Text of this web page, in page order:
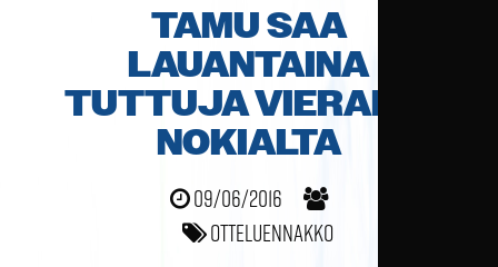
TAMU SAA
LAUANTAINA
TUTTUJA VIERAITA
NOKIALTA
09/06/2016
Otteluennakko